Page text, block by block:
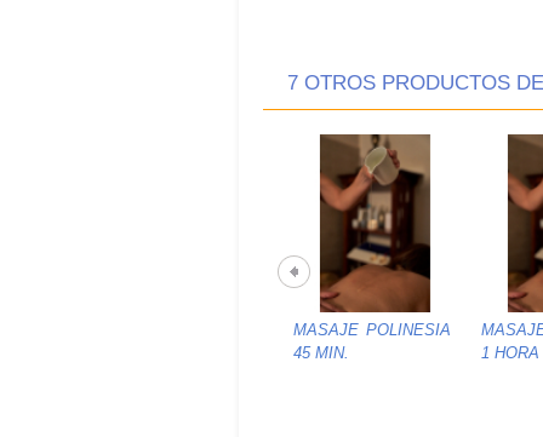
7 OTROS PRODUCTOS
MASAJE POLINESIA
45 MIN.
1 HORA